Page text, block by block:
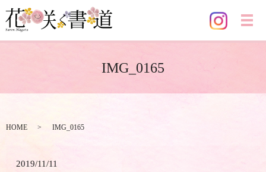
メ
IMG_0165
HOME IMG_0165
2019/11/11